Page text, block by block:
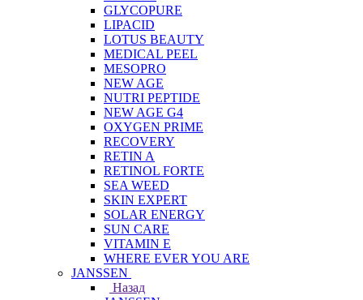
GLYCOPURE
LIPACID
LOTUS BEAUTY
MEDICAL PEEL
MESOPRO
NEW AGE
NUTRI PEPTIDE
NEW AGE G4
OXYGEN PRIME
RECOVERY
RETIN A
RETINOL FORTE
SEA WEED
SKIN EXPERT
SOLAR ENERGY
SUN CARE
VITAMIN E
WHERE EVER YOU ARE
JANSSEN
Назад